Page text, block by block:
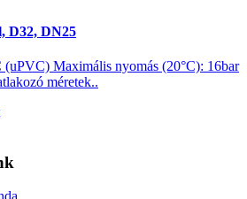
D32, DN25
Maximális nyomás (20°C): 16bar
méretek..